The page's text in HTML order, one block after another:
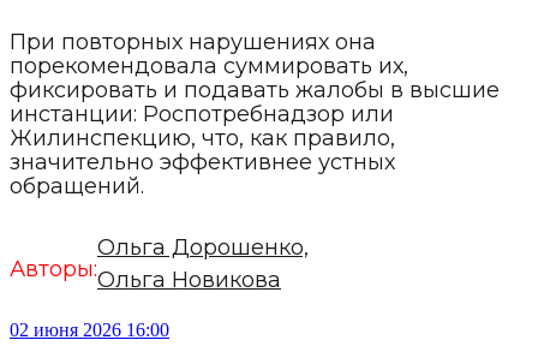
При повторных нарушениях она
порекомендовала суммировать их,
фиксировать и подавать жалобы в высшие
инстанции: Роспотребнадзор или
Жилинспекцию, что, как правило,
значительно эффективнее устных
обращений.
Авторы:
Ольга Дорошенко,
Ольга Новикова
02 июня 2026 16:00